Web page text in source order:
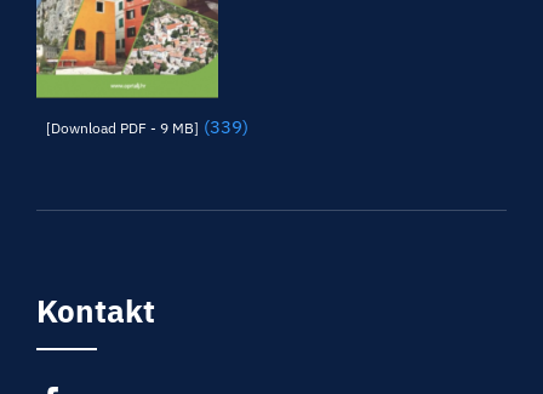
[Download PDF - 9 MB] (339)
Kontakt